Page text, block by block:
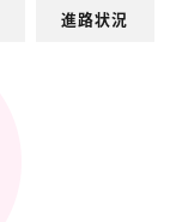
進路状況